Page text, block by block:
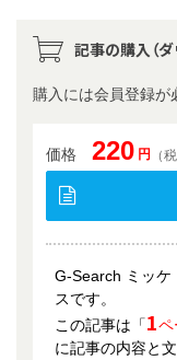
記事の購入（ダ
購入には会員登録が
価格 220 円 （
G-Search ミッケ
スです。
この記事は「1ペ
に記事の内容と